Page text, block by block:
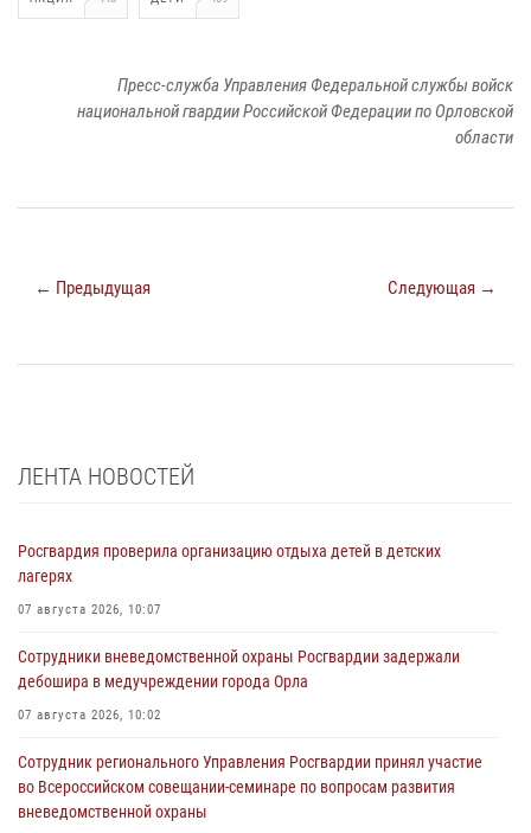
Пресс-служба Управления Федеральной службы войск
национальной гвардии Российской Федерации по Орловской
области
← Предыдущая Следующая →
ЛЕНТА НОВОСТЕЙ
Росгвардия проверила организацию отдыха детей в детских
лагерях
07 августа 2026, 10:07
Сотрудники вневедомственной охраны Росгвардии задержали
дебошира в медучреждении города Орла
07 августа 2026, 10:02
Сотрудник регионального Управления Росгвардии принял участие
во Всероссийском совещании-семинаре по вопросам развития
вневедомственной охраны